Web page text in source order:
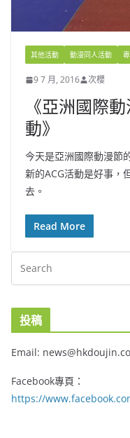
其他活動 動漫同人活動
9 7 月, 2016 次櫻
《亞洲國際
動》
今天是亞洲國際動漫節
新的ACG活動是好事，
去。
Read More
投稿
Email:
Facebook專頁：
https://